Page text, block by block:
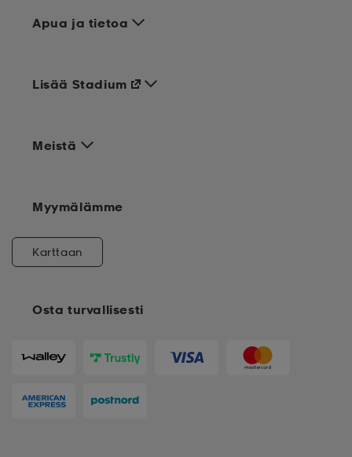
Apua ja tietoa
Meistä
Osta turvallisesti
Lisää Stadium
Myymälämme
Karttaan